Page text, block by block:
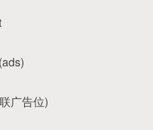
广告位)